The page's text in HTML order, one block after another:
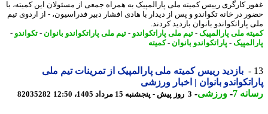
کارگری رییس کمیته ملی پارالمپیک به همراه جمعی از مسئولان این کمیته، با
در خانه تکواندو و پس از دیدار با هادی افشار دبیر فدراسیون، - از اردوی تیم
پاراتکواندو بانوان بازدید کردند.
ملی پارالمپیک-تیم ملی پاراتکواندو-تیم ملی پاراتکواندو بانوان- تکواندو-
-پاراتکواندو بانوان- کمیته
بازدید رییس کمیته ملی پارالمپیک از تمرینات تیم ملی
بانوان | اخبار ورزشی
7
-ورزشی-3 روز پیش - پنجشنبه 15 مرداد 1405، 12:50 82035282